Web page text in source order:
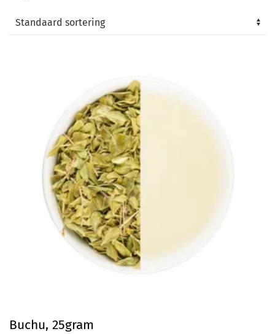
Buchu, 25gram